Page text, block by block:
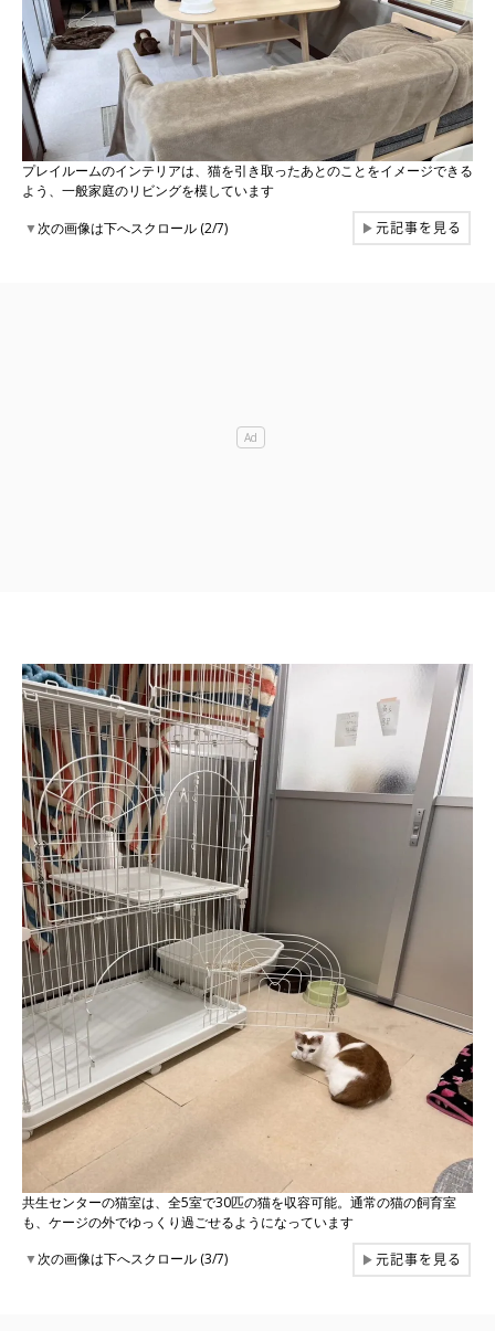
プレイルームのインテリアは、猫を引き取ったあとのことをイメージできる
よう、一般家庭のリビングを模しています
▼次の画像は下へスクロール (2/7) ▶元記事を見る
共生センターの猫室は、全5室で30匹の猫を収容可能。通常の猫の飼育室
も、ケージの外でゆっくり過ごせるようになっています
▼次の画像は下へスクロール (3/7) ▶元記事を見る